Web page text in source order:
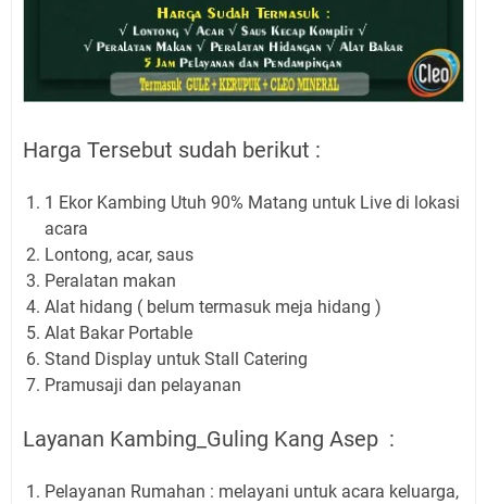
Harga Tersebut sudah berikut :
1 Ekor Kambing Utuh 90% Matang untuk Live di lokasi
acara
Lontong, acar, saus
Peralatan makan
Alat hidang ( belum termasuk meja hidang )
Alat Bakar Portable
Stand Display untuk Stall Catering
Pramusaji dan pelayanan
Layanan Kambing_Guling Kang Asep :
Pelayanan Rumahan : melayani untuk acara keluarga,